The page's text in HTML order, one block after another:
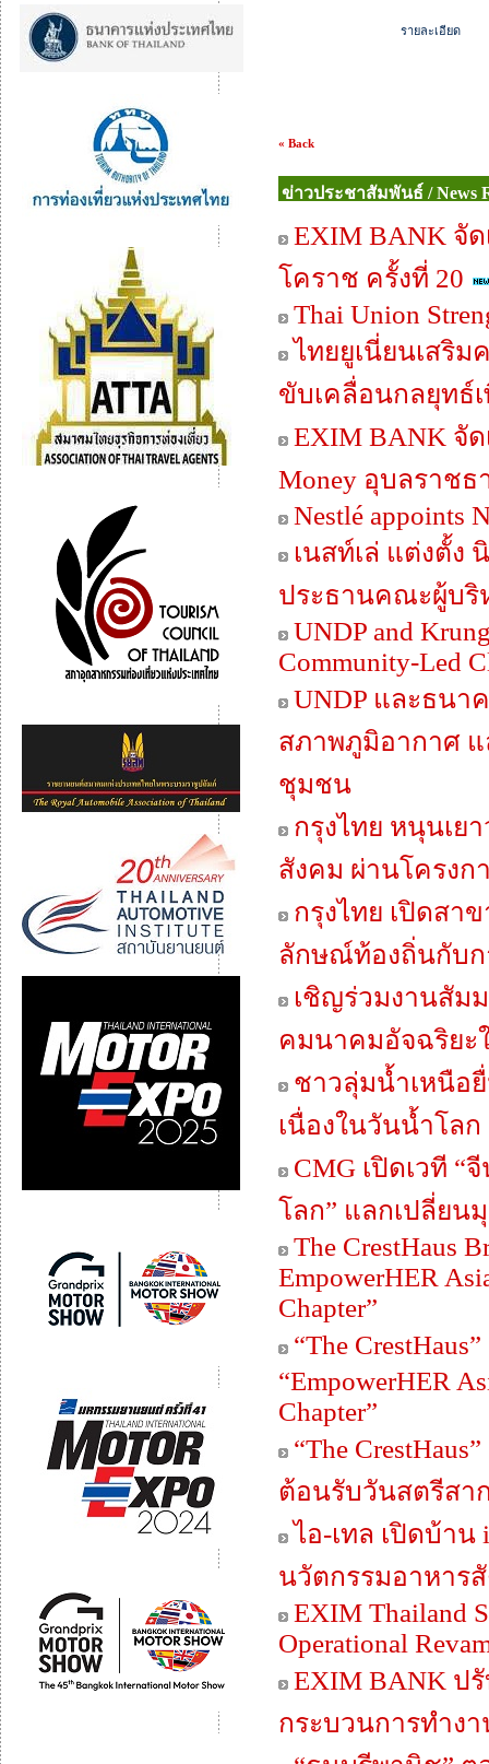
รายละเอียด
« Back
ข่าวประชาสัมพันธ์ / News
EXIM BANK จั
โคราช ครั้งที่ 20
Thai Union
ไทยยูเนี่ยนเสริ
ขับเคลื่อนกลยุทธ์
EXIM BANK จัด
Money อุบลราชธ
Nestlé appoints
เนสท์เล่ แต่งตั้ง
ประธานคณะผู้บริ
UNDP and
Community-Led
UNDP และธนา
สภาพภูมิอากาศ
ชุมชน
กรุงไทย หนุนเ
สังคม ผ่านโครงก
กรุงไทย เปิดสา
ลักษณ์ท้องถิ่นกับก
เชิญร่วมงานสัม
คมนาคมอัจฉริยะ
ชาวลุ่มน้ำเหนือ
เนื่องในวันน้ำโลก
CMG เปิดเวที
โลก” แลกเปลี่ยน
The CrestHaus
EmpowerHER
Chapter”
“The
“EmpowerHER
Chapter”
“The
ต้อนรับวันสตรีสา
ไอ-เทล เปิดบ้าน
นวัตกรรมอาหารสั
EXIM Thailand
Operational
EXIM BANK ป
กระบวนการทำง